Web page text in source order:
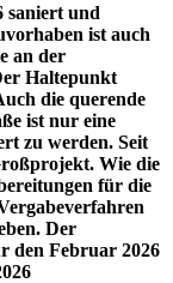
saniert und
ist auch
an der
Haltepunkt
die querende
ist nur eine
zu werden. Seit
Wie die
für die
Der
den Februar 2026